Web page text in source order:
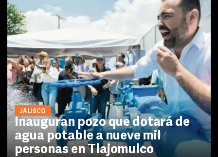
JALISCO
Inauguran pozo que dotará de
agua potable a nueve mil
personas en Tlajomulco